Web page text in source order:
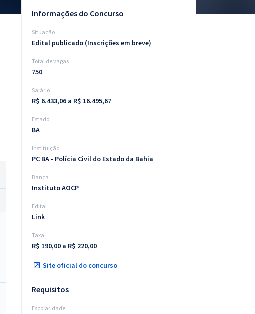
Informações do Concurso
Situação
Edital publicado (Inscrições em breve)
Total de vagas
750
Salário
R$ 6.433,06 a R$ 16.495,67
Estado
BA
Instituição
PC BA - Polícia Civil do Estado da Bahia
Banca
Instituto AOCP
Edital
Link
Taxa
R$ 190,00 a R$ 220,00
Site oficial do concurso
Requisitos
Escolaridade